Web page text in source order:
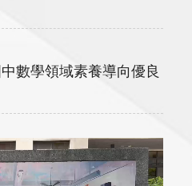
數學領域素養導向優良